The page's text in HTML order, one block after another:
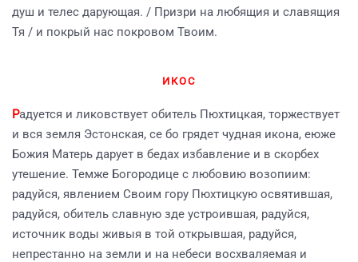
душ и телес дарующая. / Призри на любящия и славящия
Тя / и покрый нас покровом Твоим.
ИКОС
Радуется и ликовствует обитель Пюхтицкая, торжествует
и вся земля Эстонская, се бо грядет чудная икона, еюже
Божия Матерь дарует в бедах избавление и в скорбех
утешение. Темже Богородице с любовию возопиим:
радуйся, явлением Своим гору Пюхтицкую освятившая,
радуйся, обитель славную зде устроившая, радуйся,
источник воды живыя в той открывшая, радуйся,
непрестанно на земли и на небеси восхваляемая и